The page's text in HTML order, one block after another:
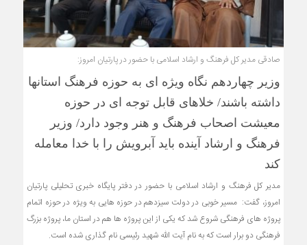
صادقی مدیر کل فرهنگ و ارشاد اسلامی با حضور در پارتیان امروز:
وزیر چهاردهم نگاه ویژه ای به حوزه فرهنگ استانها
داشته باشند/ خلاهای قابل توجه ای در حوزه
معیشت اصحاب فرهنگ و هنر وجود دارد/ وزیر
فرهنگ و ارشاد آینده باید آبرویش را با خدا معامله
کند
مدیر کل فرهنگ و ارشاد اسلامی با حضور در دفتر پایگاه خبری تحلیلی پارتیان
امروز، گفت: مسیر خوبی در دولت سیزدهم در حوزه هایی به ویژه در حوزه اتمام
پروژه های فرهنگی شروع شد که یکی از این پروژه ها هم در استان ما، پروژه بزرگ
فرهنگی دو برار است که به نام آیت الله شهید رئیسی نام گذاری شده است.